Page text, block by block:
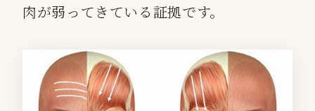
肉が弱ってきている証拠です。